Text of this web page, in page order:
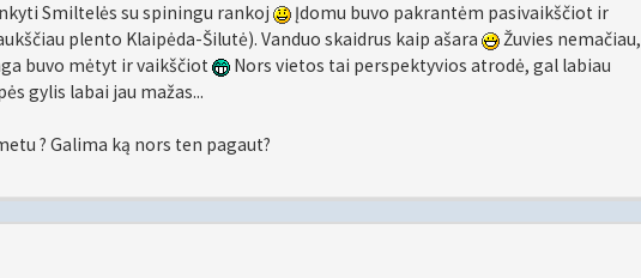
Smiltelės su spiningu rankoj
Įdomu buvo pakrantėm pasivaikščiot ir
plento Klaipėda-Šilutė). Vanduo skaidrus kaip ašara
Žuvies nemačiau,
buvo mėtyt ir vaikščiot
Nors vietos tai perspektyvios atrodė, gal labiau
gylis labai jau mažas...
? Galima ką nors ten pagaut?